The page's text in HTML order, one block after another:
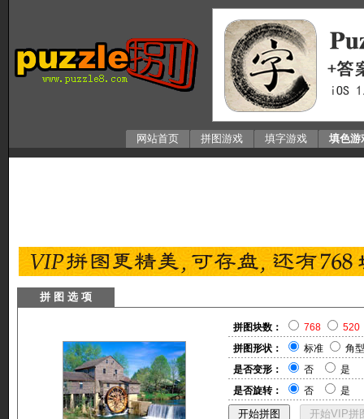
网站首页 拼图游戏 填字游戏 填色游
拼 图 选 项
拼图块数： 768
520
拼图形状：
标准
角型
是否变形：
否
是
是否旋转：
否 是